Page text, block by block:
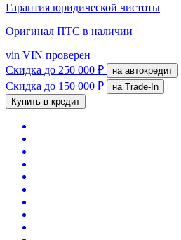
Гарантия юридической чистоты
Оригинал ПТС в наличии
vin VIN проверен
Скидка до 250 000 ₽ на автокредит
Скидка до 150 000 ₽
на Trade-In
Купить в кредит